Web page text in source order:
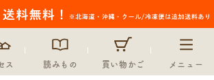
ス 読みもの 買い物かご メニュー